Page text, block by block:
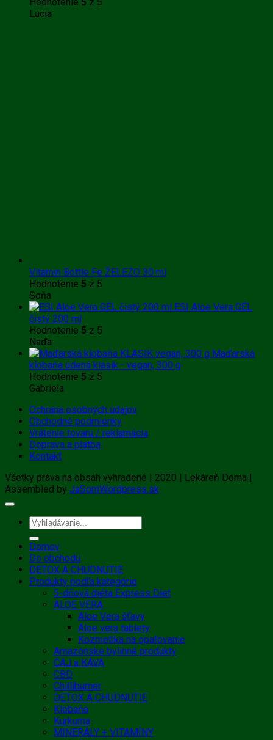
Hodnotenie 5 z 5
Lucia
Vitamin Bottle Fe ŽELEZO 30 ml
Hodnotenie 5 z 5
Soňa
ESI Aloe Vera GÉL
čistý 200 ml
Hodnotenie 5 z 5
Naďa
Maďarská
klobaňa údená klasik - vegan, 300 g
Hodnotenie 5 z 5
Gabriela
Ochrana osobných údajov
Obchodné podmienky
Vrátenie tovaru / reklamácia
Doprava a platba
Kontakt
Všetky práva na obsah vyhradené | 2020 | Lekáreň Doma |
Assembled by JaSomWordpress.sk
Hľadať:
Domov
Do obchodu
DETOX A CHUDNUTIE
Produkty podľa kategórie
5-dňová diéta Express Diet
ALOE VERA
Aloe Vera šťavy
Aloe vera tablety
Kozmetika na opaľovanie
Amazónske bylinné produkty
ČAJ a KÁVA
CBD
Chilliburner
DETOX A CHUDNUTIE
Klobaňa
Kurkuma
MINERÁLY + VITAMÍNY